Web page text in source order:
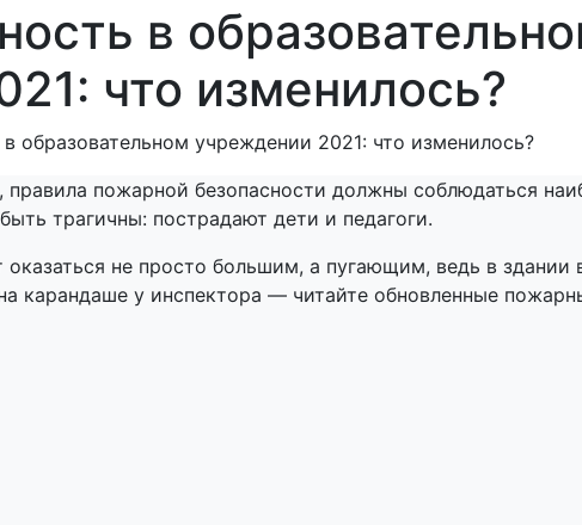
в
что изменилось?
образовательном учреждении 2021: что изменилось?
пожарной безопасности должны соблюдаться
трагичны: пострадают дети и педагоги.
не просто большим, а пугающим, ведь в здании
карандаше у инспектора — читайте обновленные